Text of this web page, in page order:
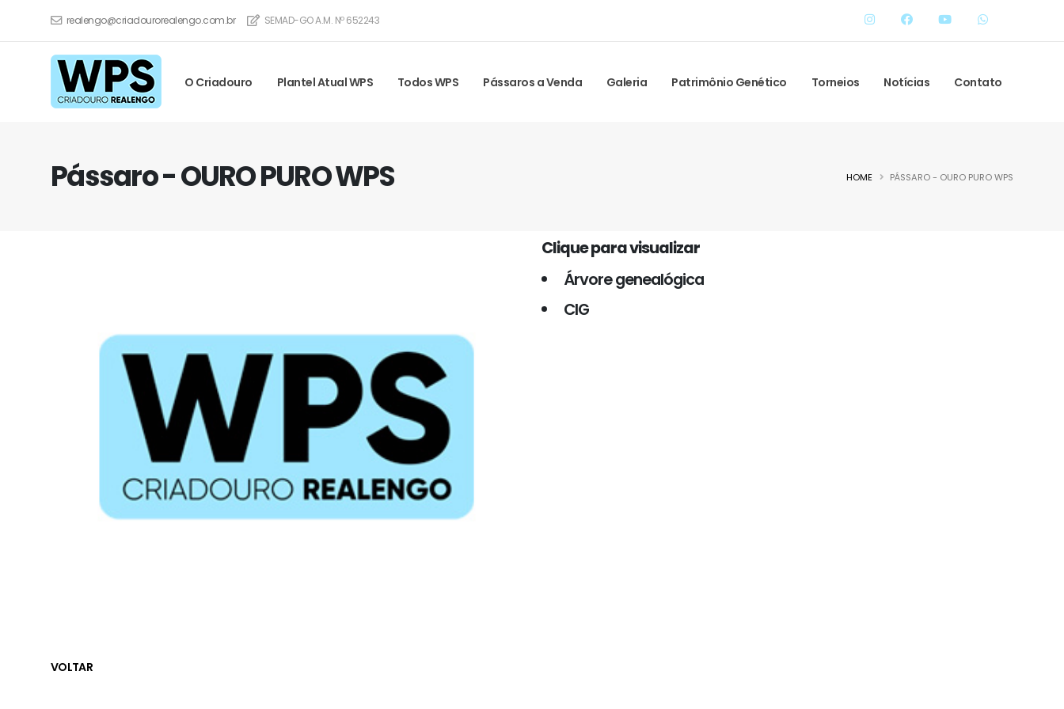
realengo@criadourorealengo.com.br SEMAD-GO A.M. Nº 652243
O Criadouro Plantel Atual WPS Todos WPS Pássaros a Venda Galeria Patrimônio Genético Torneios Notícias Contato
Pássaro - OURO PURO WPS HOME PÁSSARO - OURO PURO WPS
Clique para visualizar
Árvore genealógica
CIG
VOLTAR